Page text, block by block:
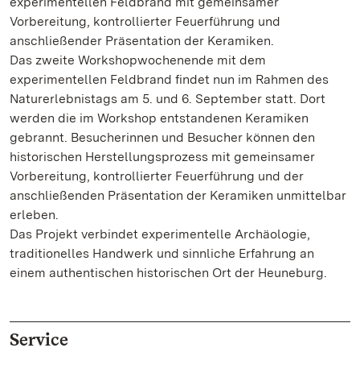
Vorbereitung, kontrollierter Feuerführung und
anschließender Präsentation der Keramiken.
Das zweite Workshopwochenende mit dem
experimentellen Feldbrand findet nun im Rahmen des
Naturerlebnistags am 5. und 6. September statt. Dort
werden die im Workshop entstandenen Keramiken
gebrannt. Besucherinnen und Besucher können den
historischen Herstellungsprozess mit gemeinsamer
Vorbereitung, kontrollierter Feuerführung und der
anschließenden Präsentation der Keramiken unmittelbar
erleben.
Das Projekt verbindet experimentelle Archäologie,
traditionelles Handwerk und sinnliche Erfahrung an
einem authentischen historischen Ort der Heuneburg.
Service